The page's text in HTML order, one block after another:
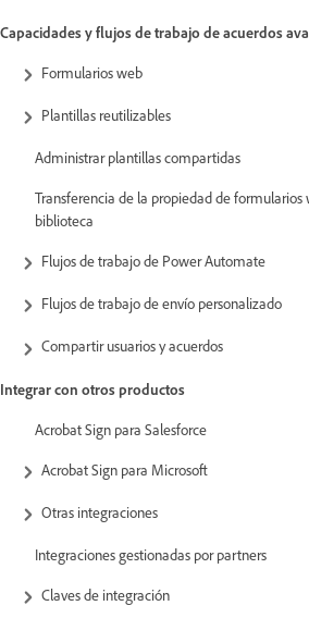
Capacidades y flujos de trabajo de acuerdos
Formularios web
Plantillas reutilizables
Administrar plantillas compartidas
Transferencia de la propiedad de formularios
biblioteca
Flujos de trabajo de Power Automate
Flujos de trabajo de envío personalizado
Compartir usuarios y acuerdos
Integrar con otros productos
Acrobat Sign para Salesforce
Acrobat Sign para Microsoft
Otras integraciones
Integraciones gestionadas por partners
Claves de integración